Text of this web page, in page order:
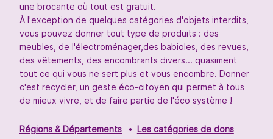
une brocante où tout est gratuit.
À l'exception de quelques catégories d'objets interdits,
vous pouvez donner tout type de produits : des
meubles, de l'électroménager,des babioles, des revues,
des vêtements, des encombrants divers... quasiment
tout ce qui vous ne sert plus et vous encombre. Donner
c'est recycler, un geste éco-citoyen qui permet à tous
de mieux vivre, et de faire partie de l'éco système !
Régions & Départements Les catégories de dons